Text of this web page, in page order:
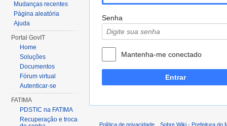
Senha
Mantenha-me conectado
Entrar
Mudanças recentes
Página aleatória
Ajuda
Portal GovIT
Home
Soluções
Documentos
Fórum virtual
Autenticar-se
FATIMA
PDSTIC na FATIMA
Recuperação e troca
Política de privacidade Sobre Wiki - Prefeitura do